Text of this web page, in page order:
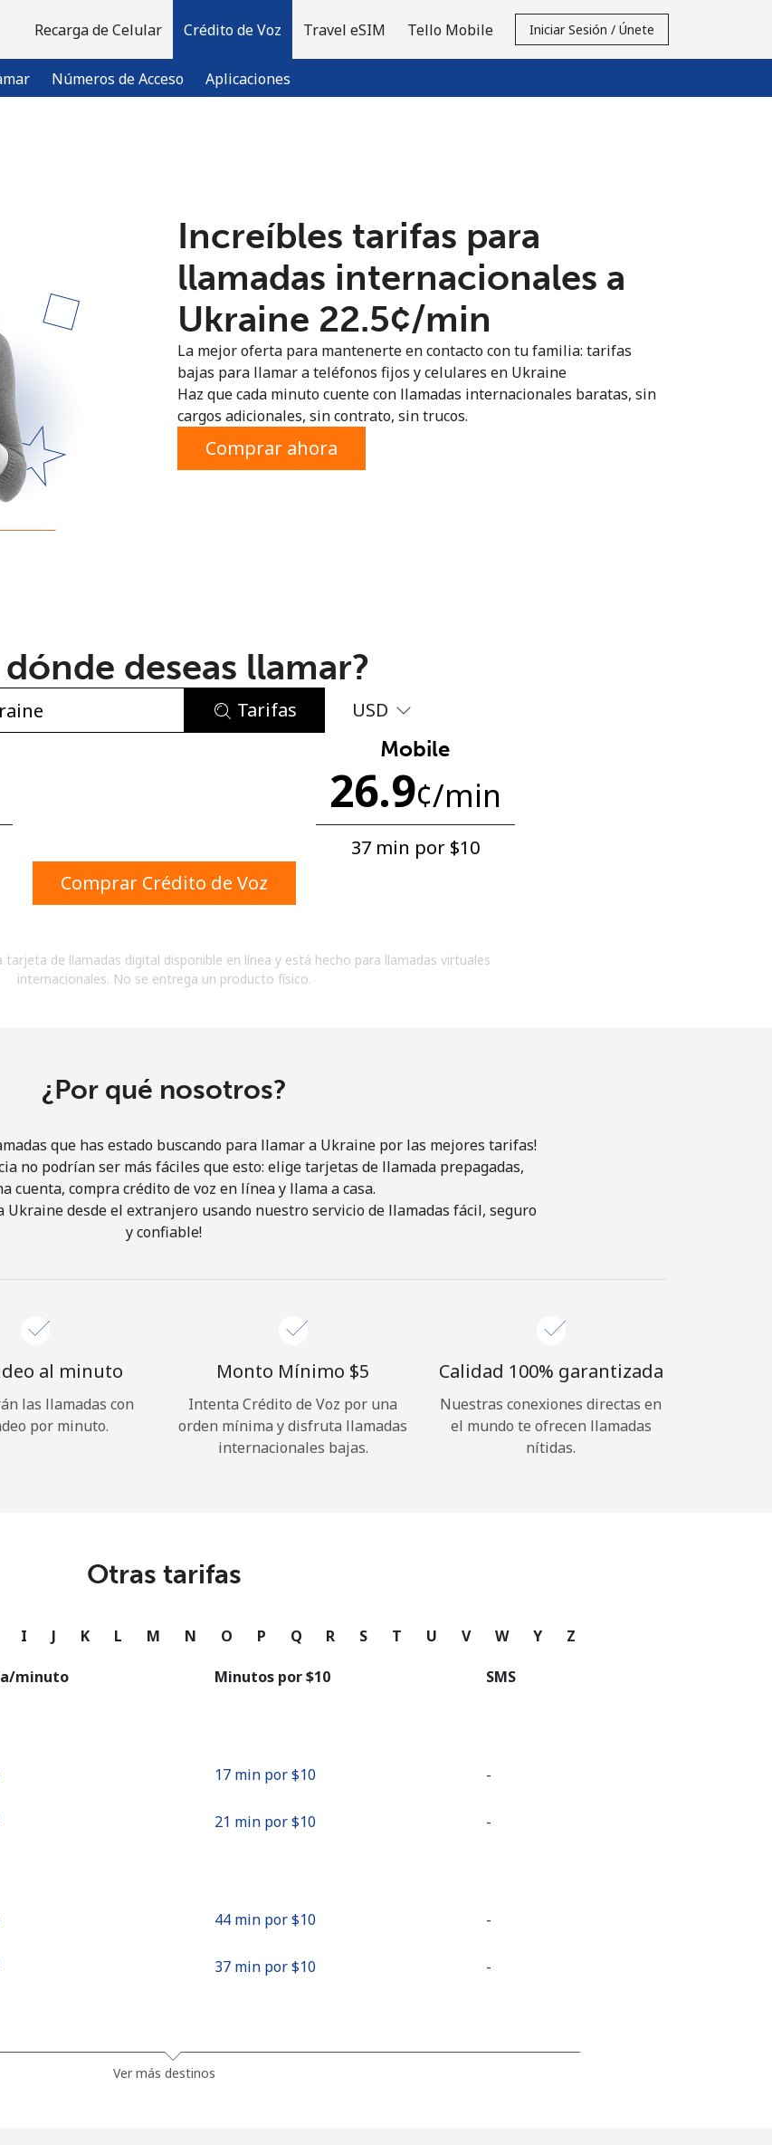
Recarga de Celular Crédito de Voz
Números de Acceso Aplicaciones
Travel eSIM Tello Mobile Iniciar Sesión / Únete
¿Ya tienes una cuenta? Inicia sesión →
Regístrate con
letra mayúscula y una minúscula
acuerdo con estos
Términos y condiciones.
Únete
¡Hola!
Iniciar Sesión
Increíbles tarifas para
llamadas internacionales a
Ukraine ⁦22.5¢⁩/min
La mejor oferta para mantenerte en contacto con tu familia: tarifas
bajas para llamar a teléfonos fijos y celulares en Ukraine
Haz que cada minuto cuente con llamadas internacionales baratas, sin
cargos adicionales, sin contrato, sin trucos.
Comprar ahora
dónde deseas llamar?
Tarifas USD
Mobile
26.9¢/min
37 min por ⁦$10⁩
Comprar Crédito de Voz
tarjeta de llamadas digital disponible en línea y está hecho para llamadas virtuales
internacionales. No se entrega un producto físico.
¿Por qué nosotros?
que has estado buscando para llamar a Ukraine por las mejores tarifas!
no podrían ser más fáciles que esto: elige tarjetas de llamada prepagadas,
cuenta, compra crédito de voz en línea y llama a casa.
Ukraine desde el extranjero usando nuestro servicio de llamadas fácil, seguro
y confiable!
al minuto
las llamadas con
por minuto.
Monto Mínimo ⁦$5⁩
Intenta Crédito de Voz por una
orden mínima y disfruta llamadas
internacionales bajas.
Calidad 100% garantizada
Nuestras conexiones directas en
el mundo te ofrecen llamadas
nítidas.
Otras tarifas
I J K L M N O P Q R S T U V W Y Z
minuto Minutos por ⁦$10⁩ SMS
17 min por ⁦$10⁩ -
21 min por ⁦$10⁩ -
44 min por ⁦$10⁩ -
37 min por ⁦$10⁩ -
Ver más destinos